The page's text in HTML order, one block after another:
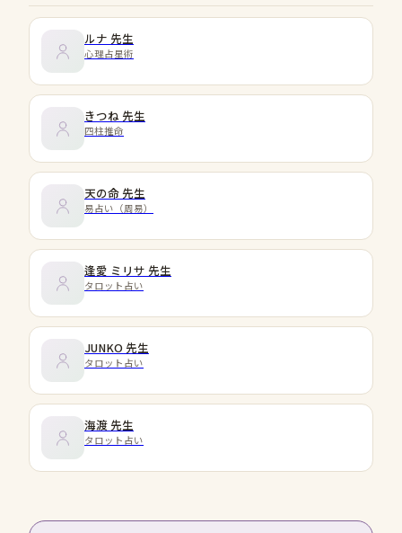
ルナ 先生
心理占星術
きつね 先生
四柱推命
天の命 先生
易占い（周易）
逢愛 ミリサ 先生
タロット占い
JUNKO 先生
タロット占い
海渡 先生
タロット占い